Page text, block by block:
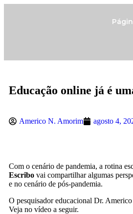
Educação online já é
Americo N. Amorim agosto 4,
Com o cenário de pandemia, a rotina
Escribo vai compartilhar algumas
e no cenário de pós-pandemia.
O pesquisador educacional Dr.
Veja no vídeo a seguir.